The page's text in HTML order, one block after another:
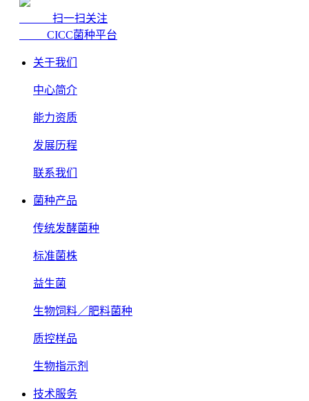
扫一扫关注
CICC菌种平台
关于我们
中心简介
能力资质
发展历程
联系我们
菌种产品
传统发酵菌种
标准菌株
益生菌
生物饲料／肥料菌种
质控样品
生物指示剂
技术服务